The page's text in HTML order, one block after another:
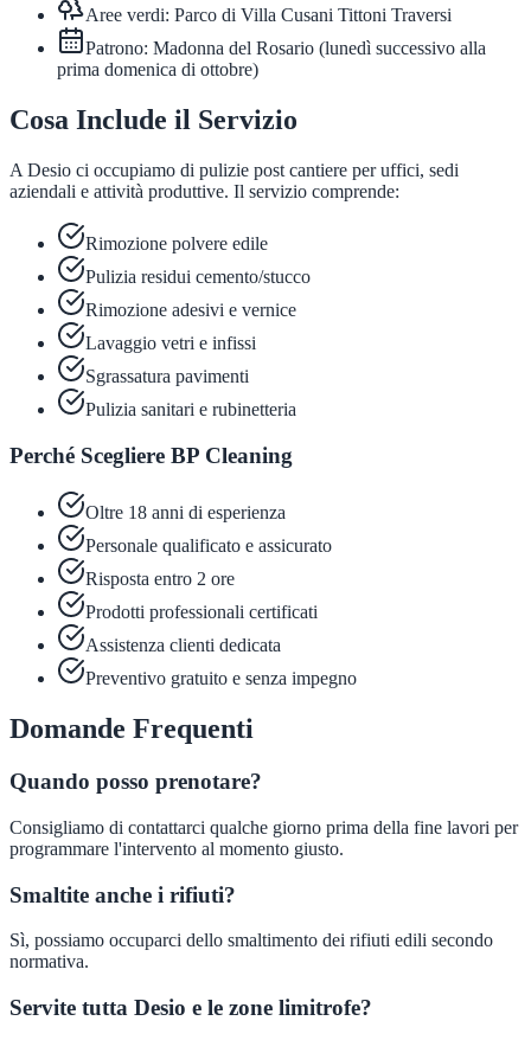
Aree verdi: Parco di Villa Cusani Tittoni Traversi
Patrono: Madonna del Rosario (lunedì successivo alla
prima domenica di ottobre)
Cosa Include il Servizio
A Desio ci occupiamo di pulizie post cantiere per uffici, sedi
aziendali e attività produttive. Il servizio comprende:
Rimozione polvere edile
Pulizia residui cemento/stucco
Rimozione adesivi e vernice
Lavaggio vetri e infissi
Sgrassatura pavimenti
Pulizia sanitari e rubinetteria
Perché Scegliere BP Cleaning
Oltre 18 anni di esperienza
Personale qualificato e assicurato
Risposta entro 2 ore
Prodotti professionali certificati
Assistenza clienti dedicata
Preventivo gratuito e senza impegno
Domande Frequenti
Quando posso prenotare?
Consigliamo di contattarci qualche giorno prima della fine lavori per
programmare l'intervento al momento giusto.
Smaltite anche i rifiuti?
Sì, possiamo occuparci dello smaltimento dei rifiuti edili secondo
normativa.
Servite tutta Desio e le zone limitrofe?